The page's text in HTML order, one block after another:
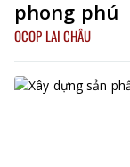
phong phú
OCOP LAI CHÂU